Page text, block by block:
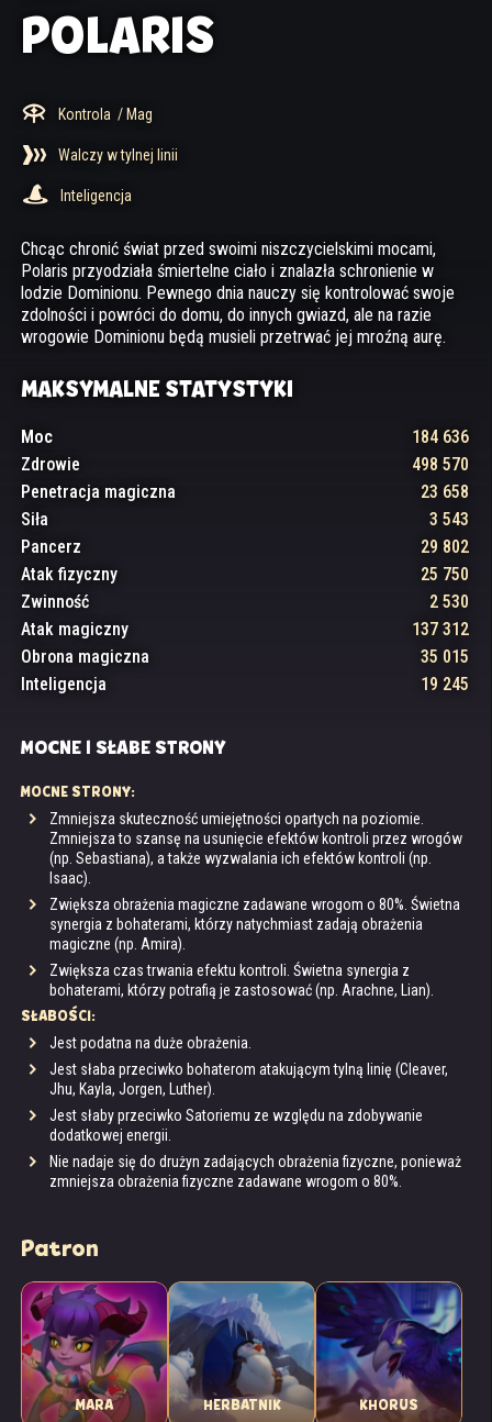
POLARIS
Kontrola / Mag
Walczy w tylnej linii
Inteligencja
Chcąc chronić świat przed swoimi niszczycielskimi mocami,
Polaris przyodziała śmiertelne ciało i znalazła schronienie w
lodzie Dominionu. Pewnego dnia nauczy się kontrolować swoje
zdolności i powróci do domu, do innych gwiazd, ale na razie
wrogowie Dominionu będą musieli przetrwać jej mroźną aurę.
MAKSYMALNE STATYSTYKI
Moc
184 636
Zdrowie
498 570
Penetracja magiczna
23 658
Siła
3 543
Pancerz
29 802
Atak fizyczny
25 750
Zwinność
2 530
Atak magiczny
137 312
Obrona magiczna
35 015
Inteligencja
19 245
MOCNE I SŁABE STRONY
MOCNE STRONY:
Zmniejsza skuteczność umiejętności opartych na poziomie.
Zmniejsza to szansę na usunięcie efektów kontroli przez wrogów
(np. Sebastiana), a także wyzwalania ich efektów kontroli (np.
Isaac).
Zwiększa obrażenia magiczne zadawane wrogom o 80%. Świetna
synergia z bohaterami, którzy natychmiast zadają obrażenia
magiczne (np. Amira).
Zwiększa czas trwania efektu kontroli. Świetna synergia z
bohaterami, którzy potrafią je zastosować (np. Arachne, Lian).
SŁABOŚCI:
Jest podatna na duże obrażenia.
Jest słaba przeciwko bohaterom atakującym tylną linię (Cleaver,
Jhu, Kayla, Jorgen, Luther).
Jest słaby przeciwko Satoriemu ze względu na zdobywanie
dodatkowej energii.
Nie nadaje się do drużyn zadających obrażenia fizyczne, ponieważ
zmniejsza obrażenia fizyczne zadawane wrogom o 80%.
Patron
MARA HERBATNIK KHORUS